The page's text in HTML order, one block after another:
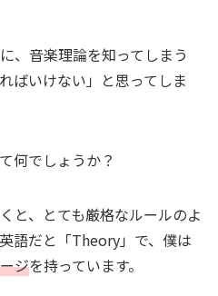
、音楽理論を知ってしまう
ばいけない」と思ってしま
何でしょうか？
と、とても厳格なルールのよ
語だと「Theory」で、僕は
ジを持っています。